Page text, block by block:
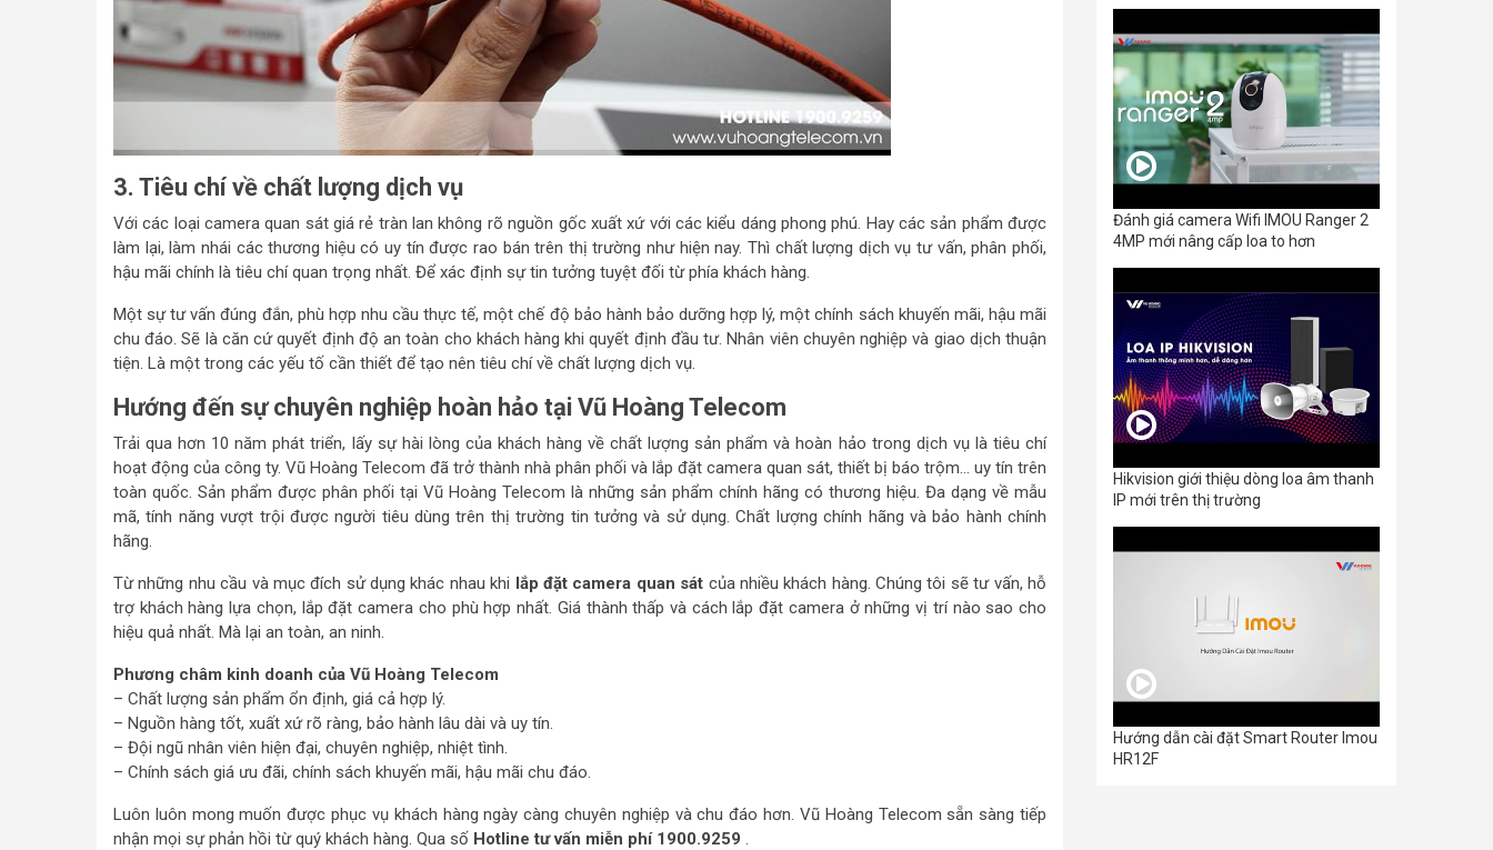
3. Tiêu chí về chất lượng dịch vụ
Với các loại camera quan sát giá rẻ tràn lan không rõ nguồn gốc xuất xứ với các kiểu dáng phong phú. Hay các sản phẩm được
làm lại, làm nhái các thương hiệu có uy tín được rao bán trên thị trường như hiện nay. Thì chất lượng dịch vụ tư vấn, phân phối,
hậu mãi chính là tiêu chí quan trọng nhất. Để xác định sự tin tưởng tuyệt đối từ phía khách hàng.
Một sự tư vấn đúng đắn, phù hợp nhu cầu thực tế, một chế độ bảo hành bảo dưỡng hợp lý, một chính sách khuyến mãi, hậu mãi
chu đáo. Sẽ là căn cứ quyết định độ an toàn cho khách hàng khi quyết định đầu tư. Nhân viên chuyên nghiệp và giao dịch thuận
tiện. Là một trong các yếu tố cần thiết để tạo nên tiêu chí về chất lượng dịch vụ.
Hướng đến sự chuyên nghiệp hoàn hảo tại Vũ Hoàng Telecom
Trải qua hơn 10 năm phát triển, lấy sự hài lòng của khách hàng về chất lượng sản phẩm và hoàn hảo trong dịch vụ là tiêu chí
hoạt động của công ty. Vũ Hoàng Telecom đã trở thành nhà phân phối và lắp đặt camera quan sát, thiết bị báo trộm… uy tín trên
toàn quốc. Sản phẩm được phân phối tại Vũ Hoàng Telecom là những sản phẩm chính hãng có thương hiệu. Đa dạng về mẫu
mã, tính năng vượt trội được người tiêu dùng trên thị trường tin tưởng và sử dụng. Chất lượng chính hãng và bảo hành chính
hãng.
Từ những nhu cầu và mục đích sử dụng khác nhau khi lắp đặt camera quan sát của nhiều khách hàng. Chúng tôi sẽ tư vấn, hỗ
trợ khách hàng lựa chọn, lắp đặt camera cho phù hợp nhất. Giá thành thấp và cách lắp đặt camera ở những vị trí nào sao cho
hiệu quả nhất. Mà lại an toàn, an ninh.
Phương châm kinh doanh của Vũ Hoàng Telecom
– Chất lượng sản phẩm ổn định, giá cả hợp lý.
– Nguồn hàng tốt, xuất xứ rõ ràng, bảo hành lâu dài và uy tín.
– Đội ngũ nhân viên hiện đại, chuyên nghiệp, nhiệt tình.
– Chính sách giá ưu đãi, chính sách khuyến mãi, hậu mãi chu đáo.
Luôn luôn mong muốn được phục vụ khách hàng ngày càng chuyên nghiệp và chu đáo hơn. Vũ Hoàng Telecom sẵn sàng tiếp
nhận mọi sự phản hồi từ quý khách hàng. Qua số Hotline tư vấn miễn phí 1900.9259 .
Đánh giá camera Wifi IMOU Ranger 2
4MP mới nâng cấp loa to hơn
Hikvision giới thiệu dòng loa âm thanh
IP mới trên thị trường
Hướng dẫn cài đặt Smart Router Imou
HR12F